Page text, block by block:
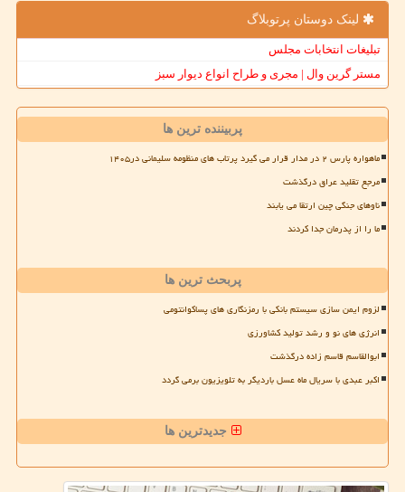
لینک دوستان پرتوبلاگ
تبلیغات انتخابات مجلس
مستر گرین وال | مجری و طراح انواع دیوار سبز
پربیننده ترین ها
ماهواره پارس ۲ در مدار قرار می گیرد پرتاب های منظومه سلیمانی در۱۴۰۵
مرجع تقلید عراق درگذشت
ناوهای جنگی چین ارتقا می یابند
ما را از پدرمان جدا کردند
پربحث ترین ها
لزوم ایمن سازی سیستم بانکی با رمزنگاری های پساکوانتومی
انرژی های نو و رشد تولید کشاورزی
ابوالقاسم قاسم زاده درگذشت
اکبر عبدی با سریال ماه عسل باردیگر به تلویزیون برمی گردد
جدیدترین ها